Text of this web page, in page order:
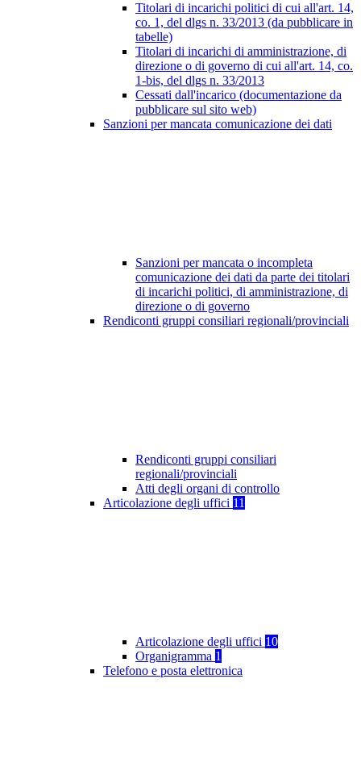
Titolari di incarichi politici di cui all'art. 14,
co. 1, del dlgs n. 33/2013 (da pubblicare in
tabelle)
Titolari di incarichi di amministrazione, di
direzione o di governo di cui all'art. 14, co.
1-bis, del dlgs n. 33/2013
Cessati dall'incarico (documentazione da
pubblicare sul sito web)
Sanzioni per mancata comunicazione dei dati
Sanzioni per mancata o incompleta
comunicazione dei dati da parte dei titolari
di incarichi politici, di amministrazione, di
direzione o di governo
Rendiconti gruppi consiliari regionali/provinciali
Rendiconti gruppi consiliari
regionali/provinciali
Atti degli organi di controllo
Articolazione degli uffici 11
Articolazione degli uffici 10
Organigramma 1
Telefono e posta elettronica